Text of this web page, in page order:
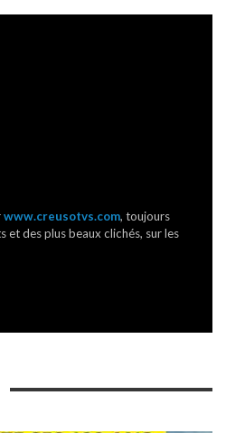
www.creusotvs.com, toujours
et des plus beaux clichés, sur les